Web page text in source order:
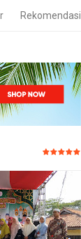
Rekomendasi